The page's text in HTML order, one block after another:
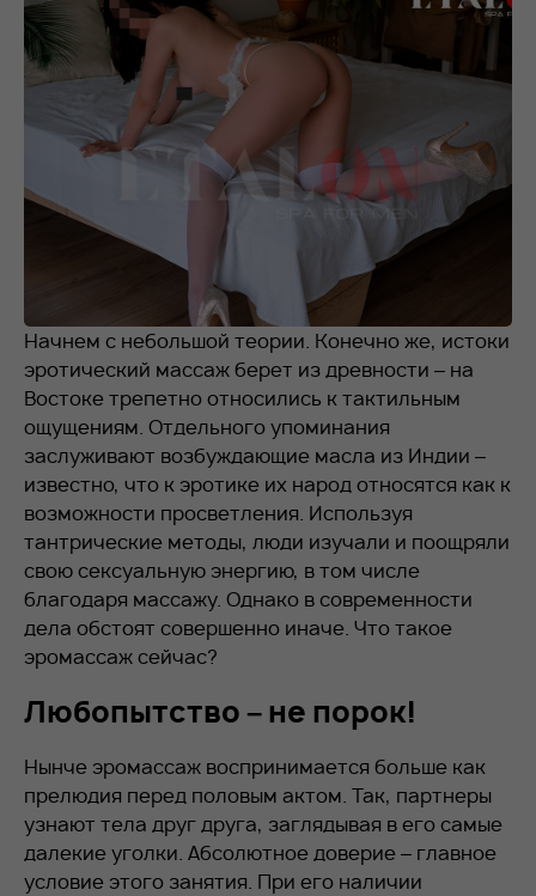
+7 912 076-93-01
RU
Начнем с небольшой теории. Конечно же, истоки
эротический массаж берет из древности – на
Востоке трепетно относились к тактильным
ощущениям. Отдельного упоминания
заслуживают возбуждающие масла из Индии –
известно, что к эротике их народ относятся как к
возможности просветления. Используя
тантрические методы, люди изучали и поощряли
свою сексуальную энергию, в том числе
благодаря массажу. Однако в современности
дела обстоят совершенно иначе. Что такое
эромассаж сейчас?
Любопытство – не порок!
Нынче эромассаж воспринимается больше как
прелюдия перед половым актом. Так, партнеры
узнают тела друг друга, заглядывая в его самые
далекие уголки. Абсолютное доверие – главное
условие этого занятия. При его наличии